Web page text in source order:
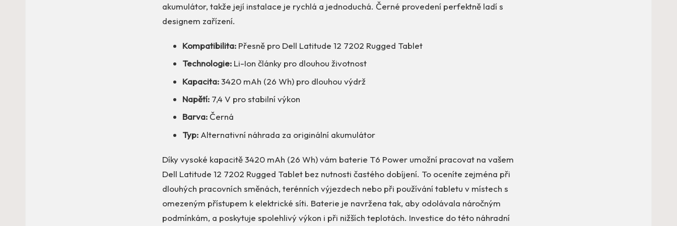
akumulátor, takže její instalace je rychlá a jednoduchá. Černé provedení perfektně ladí s
designem zařízení.
Kompatibilita: Přesně pro Dell Latitude 12 7202 Rugged Tablet
Technologie: Li-Ion články pro dlouhou životnost
Kapacita:3420 mAh (26 Wh) pro dlouhou výdrž
Napětí: 7,4 V pro stabilní výkon
Barva:Černá
Typ: Alternativní náhrada za originální akumulátor
Díky vysoké kapacitě 3420 mAh (26 Wh) vám baterie T6 Power umožní pracovat na vašem
Dell Latitude 12 7202 Rugged Tablet bez nutnosti častého dobíjení. To oceníte zejména při
dlouhých pracovních směnách, terénních výjezdech nebo při používání tabletu v místech s
omezeným přístupem k elektrické síti. Baterie je navržena tak, aby odolávala náročným
podmínkám, a poskytuje spolehlivý výkon i při nižších teplotách. Investice do této náhradní